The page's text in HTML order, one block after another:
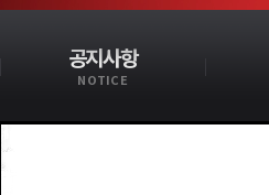
공지사항
NOTICE